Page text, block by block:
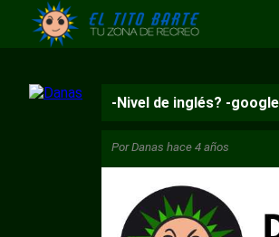
-Nivel de inglés? -
PorDanas hace 4 años